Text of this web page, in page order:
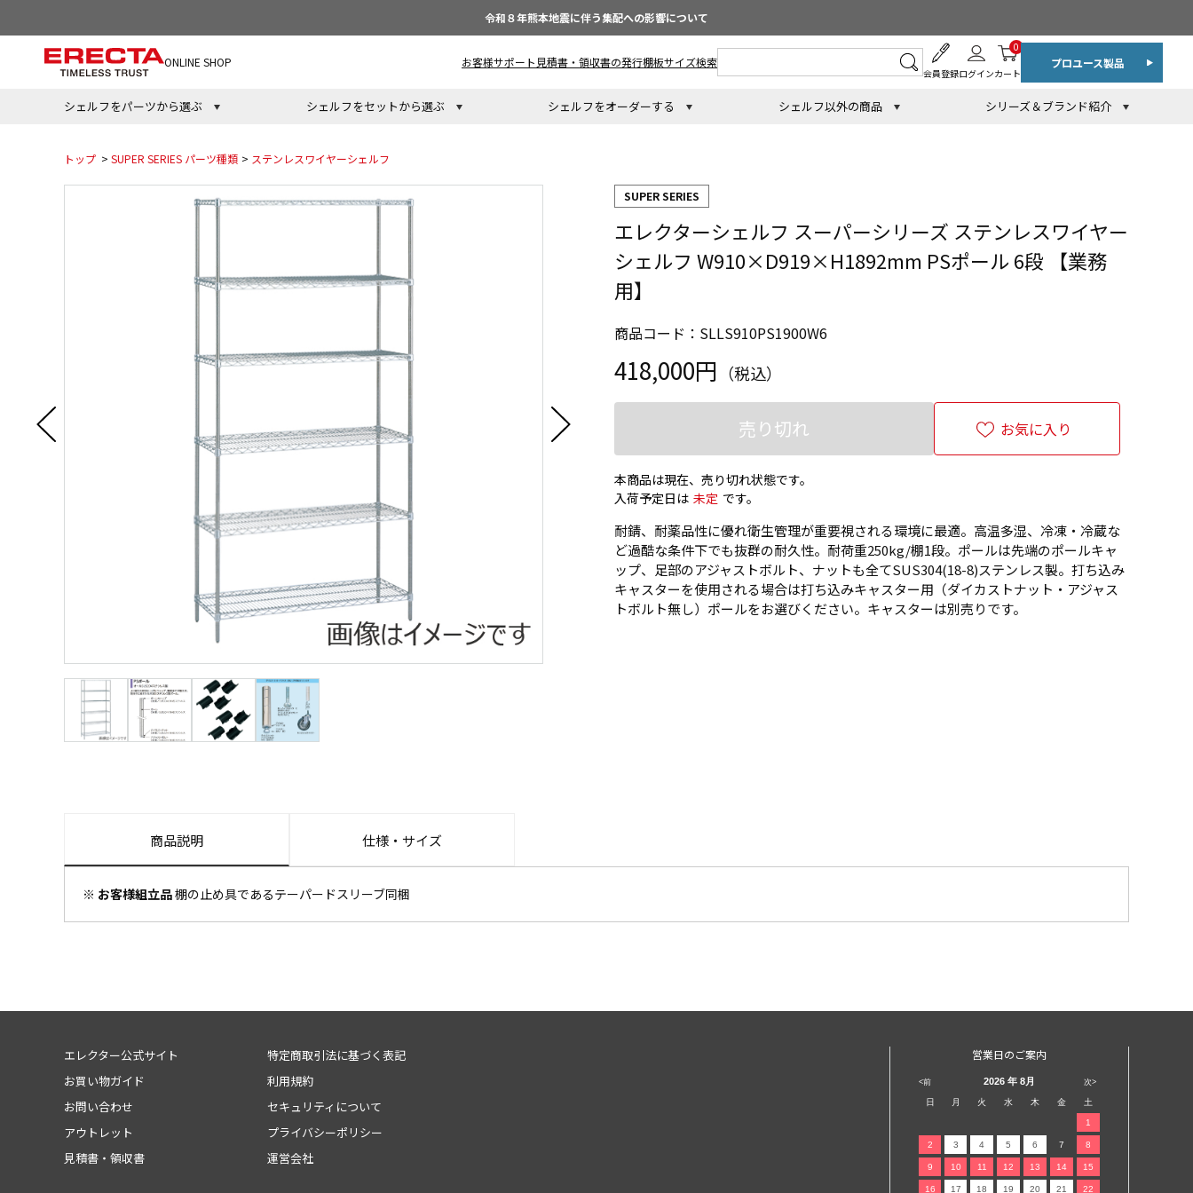
令和８年熊本地震に伴う集配への影響について
ONLINE SHOP お客様サポート 見積書・領収書の発行棚板サイズ検索
会員登録ログインカート
0
プロユース製品
シェルフをパーツから選ぶ シェルフをセットから選ぶ シェルフをオーダーする シェルフ以外の商品 シリーズ＆ブランド紹介
トップ > SUPER SERIES パーツ種類 > ステンレスワイヤーシェルフ
SUPER SERIES
エレクターシェルフ スーパーシリーズ ステンレスワイヤー
シェルフ W910×D919×H1892mm PSポール 6段 【業務
用】
商品コード：SLLS910PS1900W6
418,000円 （税込）
売り切れ お気に入り
本商品は現在、売り切れ状態です。
入荷予定日は 未定 です。
耐錆、耐薬品性に優れ衛生管理が重要視される環境に最適。高温多湿、冷凍・冷蔵な
ど過酷な条件下でも抜群の耐久性。耐荷重250kg/棚1段。ポールは先端のポールキャ
ップ、足部のアジャストボルト、ナットも全てSUS304(18-8)ステンレス製。打ち込み
キャスターを使用される場合は打ち込みキャスター用（ダイカストナット・アジャス
トボルト無し）ポールをお選びください。キャスターは別売りです。
商品説明 仕様・サイズ
※ お客様組立品棚の止め具であるテーパードスリーブ同梱
エレクター公式サイト
お買い物ガイド
お問い合わせ
アウトレット
見積書・領収書
特定商取引法に基づく表記
利用規約
セキュリティについて
プライバシーポリシー
運営会社
営業日のご案内
<前 次>
2026 年 8月
日 月 火 水 木 金 土
1
2 3 4 5 6 7 8
9 10 11 12 13 14 15
16 17 18 19 20 21 22